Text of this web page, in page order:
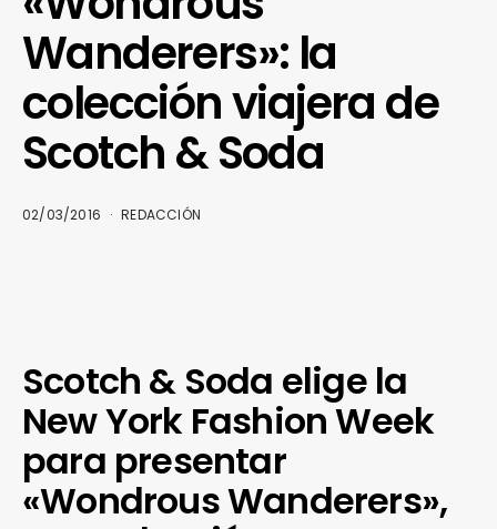
Wanderers»: la
colección viajera de
Scotch & Soda
02/03/2016 REDACCIÓN
Scotch & Soda elige la
New York Fashion Week
para presentar
«Wondrous Wanderers»,